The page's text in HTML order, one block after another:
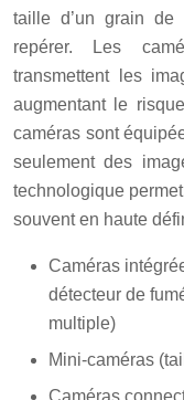
taille d’un grain de
repérer. Les
transmettent les
augmentant le
caméras sont
seulement des
technologique
souvent en haute
Caméras
détecteur de
multiple)
Mini-caméras
Caméras